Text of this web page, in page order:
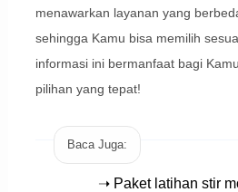
menawarkan layanan yang
sehingga Kamu bisa memilih
informasi ini bermanfaat bagi
pilihan yang tepat!
Baca Juga:
➝ Paket latihan stir